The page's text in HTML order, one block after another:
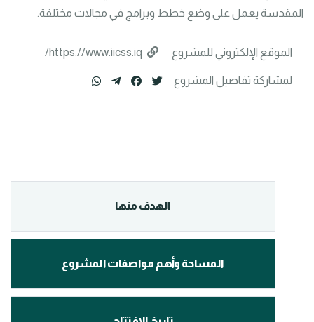
المقدسة يعمل على وضع خطط وبرامج في مجالات مختلفة.
الموقع الإلكتروني للمشروع https://www.iicss.iq/
لمشاركة تفاصيل المشروع
الهدف منها
المساحة وأهم مواصفات المشروع